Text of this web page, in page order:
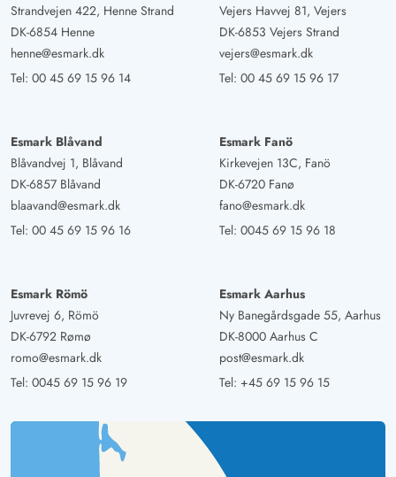
Strandvejen 422, Henne Strand
DK-6854 Henne
henne@esmark.dk
Tel: 00 45 69 15 96 14
Vejers Havvej 81, Vejers
DK-6853 Vejers Strand
vejers@esmark.dk
Tel: 00 45 69 15 96 17
Esmark Blåvand
Blåvandvej 1, Blåvand
DK-6857 Blåvand
blaavand@esmark.dk
Tel: 00 45 69 15 96 16
Esmark Fanö
Kirkevejen 13C, Fanö
DK-6720 Fanø
fano@esmark.dk
Tel: 0045 69 15 96 18
Esmark Römö
Juvrevej 6, Römö
DK-6792 Rømø
romo@esmark.dk
Tel: 0045 69 15 96 19
Esmark Aarhus
Ny Banegårdsgade 55, Aarhus
DK-8000 Aarhus C
post@esmark.dk
Tel: +45 69 15 96 15